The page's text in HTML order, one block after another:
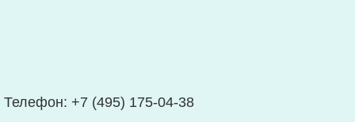
Телефон: +7 (495) 175-04-38